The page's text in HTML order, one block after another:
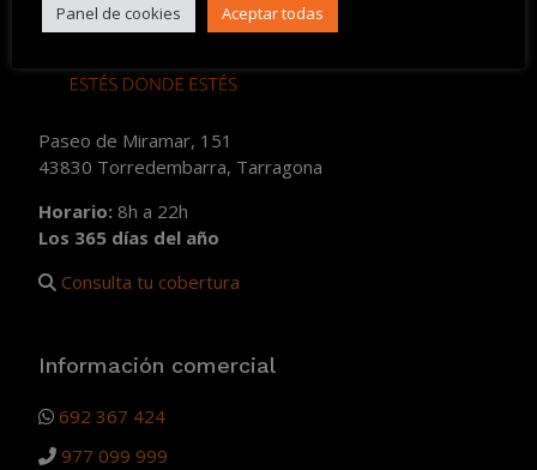
Paseo de Miramar, 151
43830 Torredembarra, Tarragona
Horario: 8h a 22h
Los 365 días del año
Consulta tu cobertura
Información comercial
692 367 424
977 099 999
Panel de cookies Aceptar todas